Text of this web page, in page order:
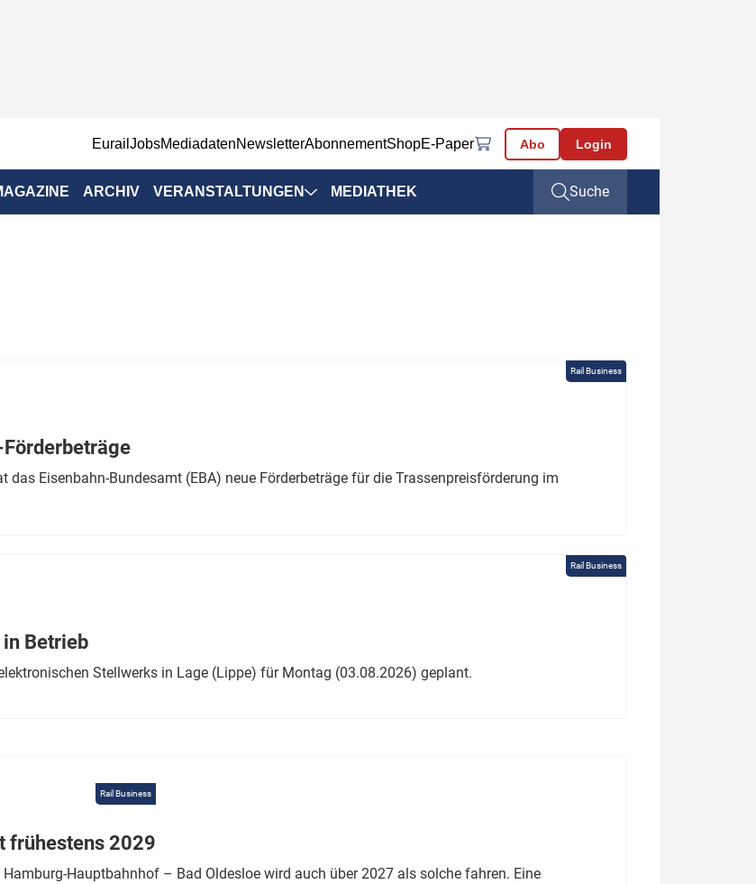
EurailJobsMediadatenNewsletterAbonnementShopE-Paper Abo Login
ARCHIV VERANSTALTUNGEN MEDIATHEK Suche
Rail Business
Eisenbahn-Bundesamt (EBA) neue Förderbeträge für die Trassenpreisförderung im
Rail Business
in Betrieb
Stellwerks in Lage (Lippe) für Montag (03.08.2026) geplant.
Rail Business
frühestens 2029
Hauptbahnhof – Bad Oldesloe wird auch über 2027 als solche fahren. Eine